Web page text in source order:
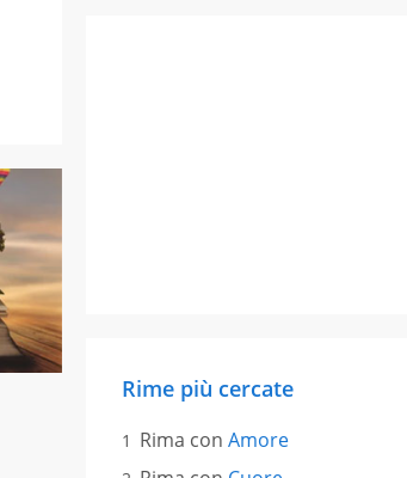
Rime più cercate
Rima con Amore